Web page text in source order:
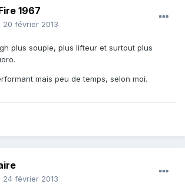
1967
20 février 2013
plus souple, plus lifteur et surtout plus
mais peu de temps, selon moi.
24 février 2013